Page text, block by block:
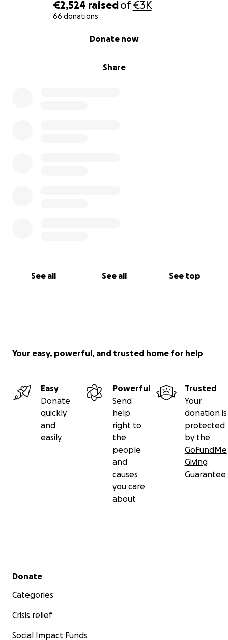
€2,524 raisedof€3K
66 donations
Share
Donate now
See all See all See top
Your easy, powerful, and trusted home for help
Easy
Donate
quickly
and
easily
Powerful
Send
help
right to
the
people
and
causes
you care
about
Trusted
Your
donation is
protected
by the
GoFundMe
Giving
Guarantee
Secondary menu
Donate
Categories
Crisis relief
Social Impact Funds